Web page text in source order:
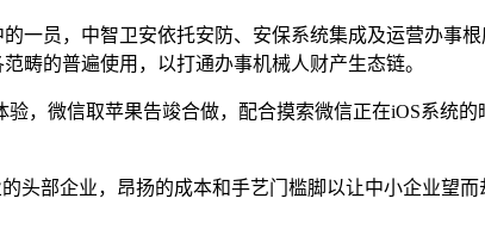
员，中智卫安依托安防、安保系统集成及运营办事
畴的普遍使用，以打通办事机械人财产生态链。
微信取苹果告竣合做，配合摸索微信正在iOS系统
部企业，昂扬的成本和手艺门槛脚以让中小企业望